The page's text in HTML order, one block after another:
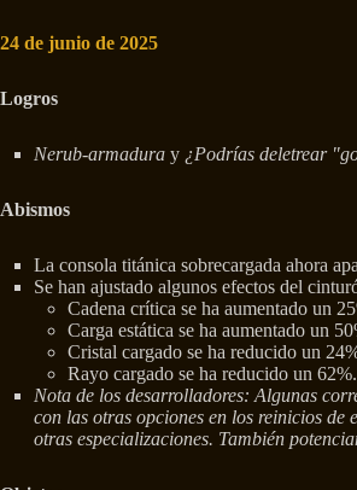
24 de junio de 2025
Logros
Nerub-armadura y ¿Podrías deletrear
Abismos
La consola titánica sobrecargada ahora
Se han ajustado algunos efectos del
Cadena crítica se ha aumentado un
Carga estática se ha aumentado un
Cristal cargado se ha reducido un
Rayo cargado se ha reducido un 62%.
Nota de los desarrolladores: Algunas
con las otras opciones en los reinicios de
otras especializaciones. También